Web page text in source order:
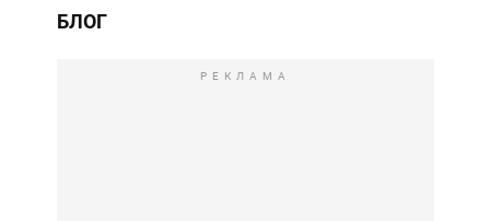
БЛОГ
РЕКЛАМА